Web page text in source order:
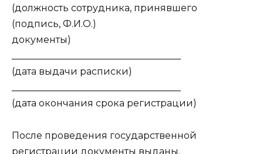
(должность сотрудника, принявшего
(подпись, Ф.И.О.)
документы)
(дата выдачи расписки)
(дата окончания срока регистрации)
После проведения государственной
регистрации документы выданы.